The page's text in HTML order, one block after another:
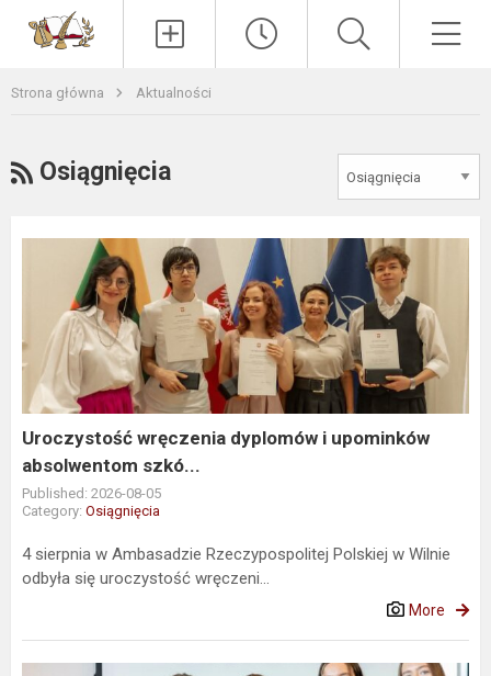
Strona główna Aktualności
RSS
Osiągnięcia
Uroczystość
wręczenia
dyplomów
upominków
absolwentom
szkó...
Uroczystość wręczenia dyplomów i upominków
absolwentom szkó...
Published: 2026-08-05
Category: Osiągnięcia
4 sierpnia w Ambasadzie Rzeczypospolitej Polskiej w Wilnie
odbyła się uroczystość wręczeni...
More